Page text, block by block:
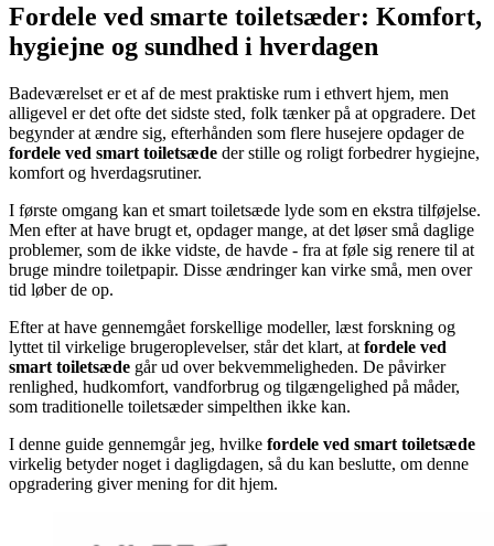
Fordele ved smarte toiletsæder: Komfort,
hygiejne og sundhed i hverdagen
Badeværelset er et af de mest praktiske rum i ethvert hjem, men
alligevel er det ofte det sidste sted, folk tænker på at opgradere. Det
begynder at ændre sig, efterhånden som flere husejere opdager de
fordele ved smart toiletsæde der stille og roligt forbedrer hygiejne,
komfort og hverdagsrutiner.
I første omgang kan et smart toiletsæde lyde som en ekstra tilføjelse.
Men efter at have brugt et, opdager mange, at det løser små daglige
problemer, som de ikke vidste, de havde - fra at føle sig renere til at
bruge mindre toiletpapir. Disse ændringer kan virke små, men over
tid løber de op.
Efter at have gennemgået forskellige modeller, læst forskning og
lyttet til virkelige brugeroplevelser, står det klart, at fordele ved
smart toiletsæde går ud over bekvemmeligheden. De påvirker
renlighed, hudkomfort, vandforbrug og tilgængelighed på måder,
som traditionelle toiletsæder simpelthen ikke kan.
I denne guide gennemgår jeg, hvilke fordele ved smart toiletsæde
virkelig betyder noget i dagligdagen, så du kan beslutte, om denne
opgradering giver mening for dit hjem.